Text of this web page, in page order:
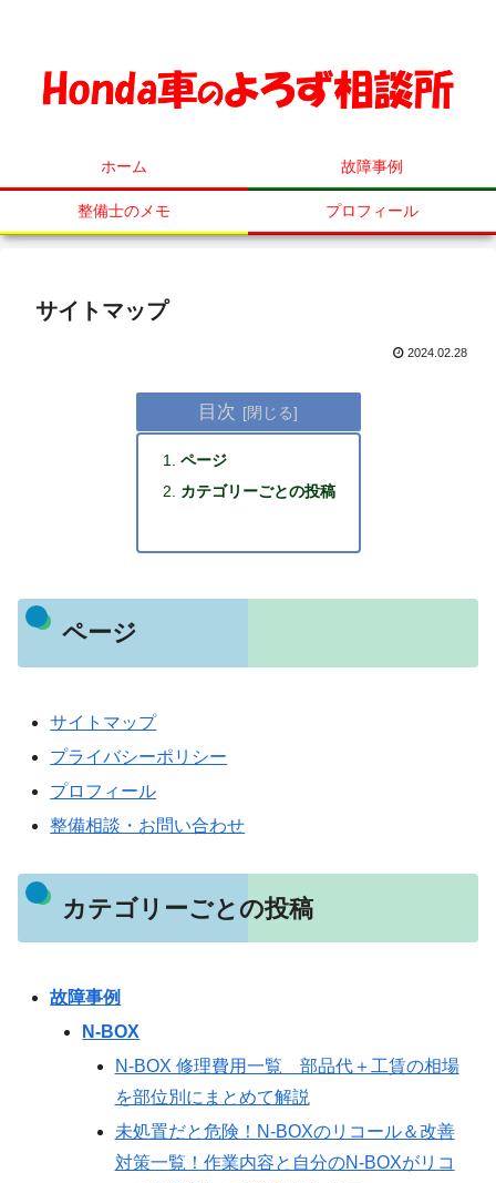
ホーム 故障事例
整備士のメモ プロフィール
サイトマップ
2024.02.28
目次
ページ
カテゴリーごとの投稿
ページ
サイトマップ
プライバシーポリシー
プロフィール
整備相談・お問い合わせ
カテゴリーごとの投稿
故障事例
N-BOX
N-BOX 修理費用一覧 部品代＋工賃の相場
を部位別にまとめて解説
未処置だと危険！N-BOXのリコール＆改善
対策一覧！作業内容と自分のN-BOXがリコ